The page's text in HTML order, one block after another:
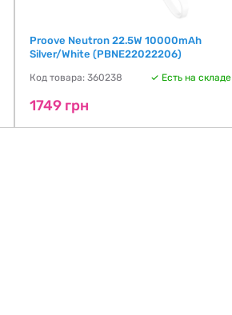
Proove Neutron 22.5W 10000mAh
Silver/White (PBNE22022206)
Код товара: 360238 Есть на складе
1749 грн